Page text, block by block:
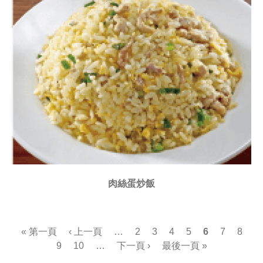
肉絲蛋炒飯
頁
« 第一頁 ‹ 上一頁 … 2 3 4 5 6 7
8
9
10 … 下一頁 › 最後一頁 »